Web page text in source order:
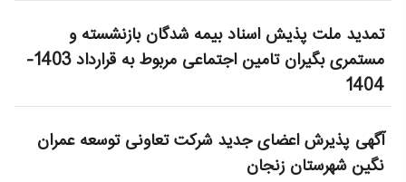
تمدید ملت پذیش اسناد بیمه شدگان بازنشسته و
مستمری بگیران تامین اجتماعی مربوط به قرارداد 1403-
1404
آگهی پذیرش اعضای جدید شرکت تعاونی توسعه عمران
نگین شهرستان زنجان